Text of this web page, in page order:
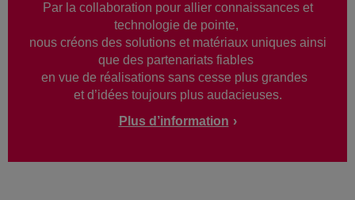
Par la collaboration pour allier connaissances et
technologie de pointe,
nous créons des solutions et matériaux uniques ainsi
que des partenariats fiables
en vue de réalisations sans cesse plus grandes
et d’idées toujours plus audacieuses.
Plus d’information